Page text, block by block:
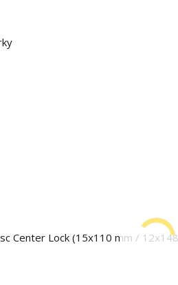
Center Lock (15x110 mm /